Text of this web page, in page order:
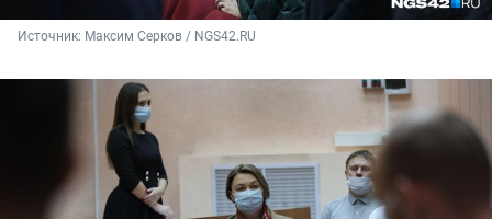
Источник: Максим Серков / NGS42.RU